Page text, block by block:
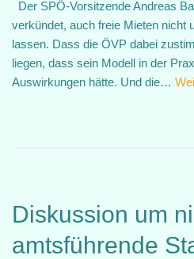
Der SPÖ-Vorsitzende Andreas
verkündet, auch freie Mieten nicht
lassen. Dass die ÖVP dabei
liegen, dass sein Modell in der
Auswirkungen hätte. Und die…
Diskussion um
amtsführende